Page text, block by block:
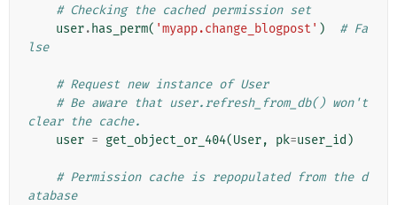
# Checking the cached permission set
user. has_perm( 'myapp.change_blogpost' )
# Fa
lse
# Request new instance of User
# Be aware that user.refresh_from_db() won't
clear the cache.
user = get_object_or_404(User, pk=user_id )
# Permission cache is repopulated from the d
atabase